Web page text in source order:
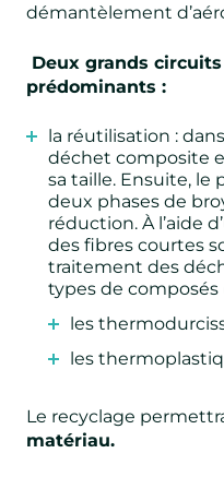
démantèlement
Deux grands
prédominants :
la réutilisation :
déchet composite
sa taille. Ensuite, le
deux phases de
réduction. À l’aide
des fibres courtes
traitement des
types de composés
les
les
Le recyclage
matériau.